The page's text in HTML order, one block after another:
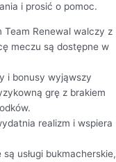
i prosić o pomoc.
Renewal walczy z
meczu są dostępne w
i bonusy wyjąwszy
grę z brakiem
realizm i wspiera
usługi bukmacherskie,